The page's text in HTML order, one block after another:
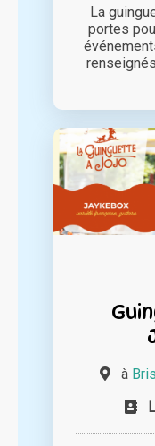
La
portes
à